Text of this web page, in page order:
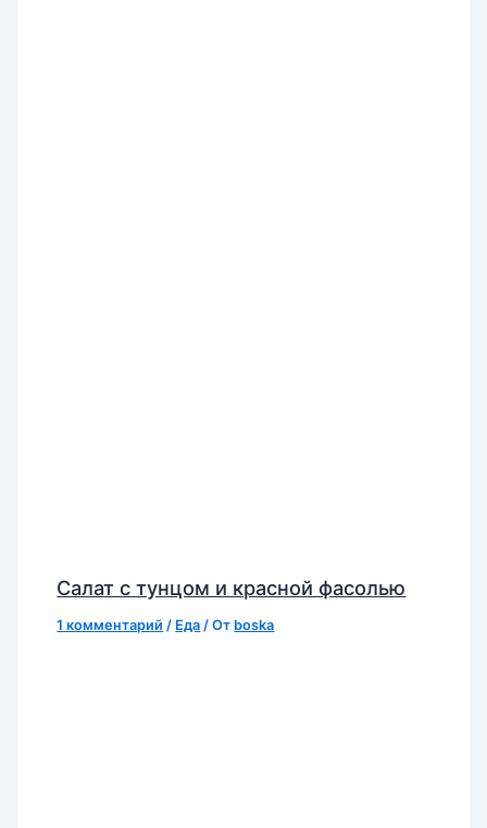
Салат с тунцом и красной фасолью
1 комментарий / Еда / От boska